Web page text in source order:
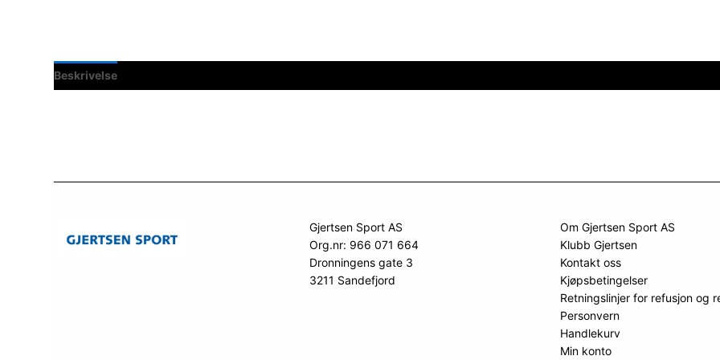
Beskrivelse
Gjertsen Sport AS
Org.nr: 966 071 664
Dronningens gate 3
3211 Sandefjord
Om Gjertsen Sport AS
Klubb Gjertsen
Kontakt oss
Kjøpsbetingelser
Retningslinjer for refusjon og
Personvern
Handlekurv
Min konto